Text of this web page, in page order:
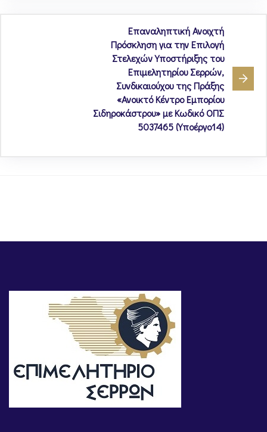
Επαναληπτική Ανοιχτή
Πρόσκληση για την Επιλογή
Στελεχών Υποστήριξης του
Επιμελητηρίου Σερρών,
Συνδικαιούχου της Πράξης
«Ανοικτό Κέντρο Εμπορίου
Σιδηροκάστρου» με Κωδικό ΟΠΣ
5037465 (Υποέργο14)